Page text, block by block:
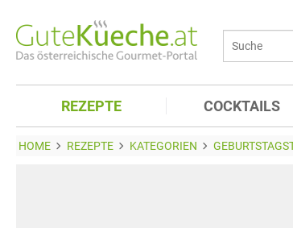
REZEPTE COCKTAILS
HOME REZEPTE KATEGORIEN